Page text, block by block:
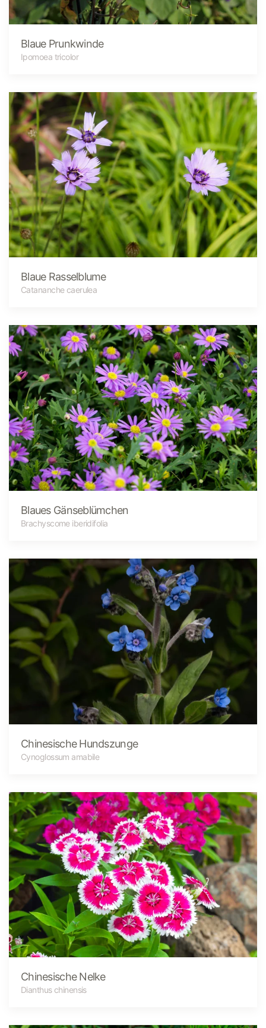
Blaue Prunkwinde
Ipomoea tricolor
Blaue Rasselblume
Catananche caerulea
Blaues Gänseblümchen
Brachyscome iberidifolia
Chinesische Hundszunge
Cynoglossum amabile
Chinesische Nelke
Dianthus chinensis